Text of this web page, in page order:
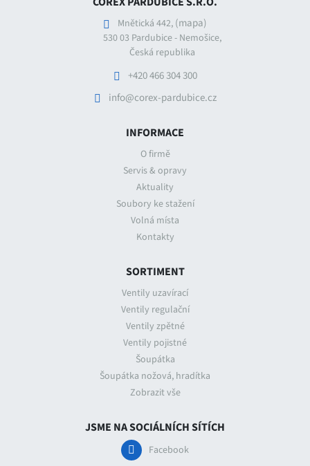
Mnětická 442, (mapa)
530 03 Pardubice - Nemošice,
Česká republika
+420 466 304 300
info@corex-pardubice.cz
INFORMACE
O firmě
Servis & opravy
Aktuality
Soubory ke stažení
Volná místa
Kontakty
SORTIMENT
Ventily uzavírací
Ventily regulační
Ventily zpětné
Ventily pojistné
Šoupátka
Šoupátka nožová, hradítka
Zobrazit vše
JSME NA SOCIÁLNÍCH SÍTÍCH
Facebook